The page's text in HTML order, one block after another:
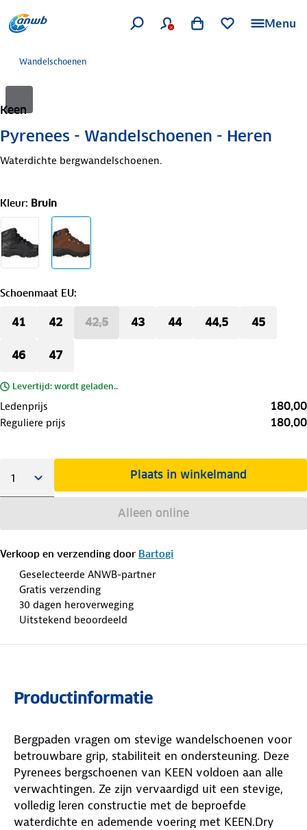
Menu
Wandelschoenen
Keen
Pyrenees - Wandelschoenen - Heren
Waterdichte bergwandelschoenen.
Kleur: Bruin
Schoenmaat EU:
41 42 42,5 43 44 44,5 45
46 47
Levertijd: wordt geladen..
Ledenprijs 180,00
Reguliere prijs 180,00
Plaats in winkelmand
Alleen online
Verkoop en verzending door Bartogi
Geselecteerde ANWB-partner
Gratis verzending
30 dagen heroverweging
Uitstekend beoordeeld
Productinformatie
Bergpaden vragen om stevige wandelschoenen voor
betrouwbare grip, stabiliteit en ondersteuning. Deze
Pyrenees bergschoenen van KEEN voldoen aan alle
verwachtingen. Ze zijn vervaardigd uit een stevige,
volledig leren constructie met de beproefde
waterdichte en ademende voering met KEEN.Dry